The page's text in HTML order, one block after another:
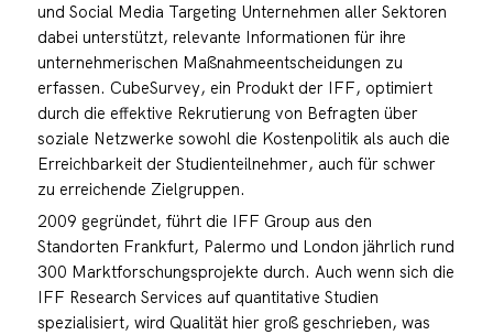
und Social Media Targeting Unternehmen aller Sektoren
dabei unterstützt, relevante Informationen für ihre
unternehmerischen Maßnahmeentscheidungen zu
erfassen. CubeSurvey, ein Produkt der IFF, optimiert
durch die effektive Rekrutierung von Befragten über
soziale Netzwerke sowohl die Kostenpolitik als auch die
Erreichbarkeit der Studienteilnehmer, auch für schwer
zu erreichende Zielgruppen.
2009 gegründet, führt die IFF Group aus den
Standorten Frankfurt, Palermo und London jährlich rund
300 Marktforschungsprojekte durch. Auch wenn sich die
IFF Research Services auf quantitative Studien
spezialisiert, wird Qualität hier groß geschrieben, was